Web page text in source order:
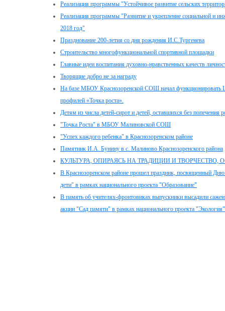
Реализация программы "Устойчивое развитие сельских
Реализация программы "Развитие и укрепление социальной и
2018 год"
Празднование 200-летия со дня рождения И.С.Тургенева
Строительство многофункциональной спортивной площадки
Главные идеи воспитания духовно-нравственных качеств
Творящие добро не за награду
На базе МБОУ Краснозоренской СОШ начал функционировать
профилей «Точка роста».
Детям из числа детей-сирот и детей, оставшихся без попечения
"Точка Роста" в МБОУ Малиновской СОШ
"Успех каждого ребенка" в Краснозоренском районе
Памятник И.А. Бунину в с. Малиново Краснозоренского района
КУЛЬТУРА, ОПИРАЯСЬ НА ТРАДИЦИИ И
В Краснозоренском районе прошел праздник, посвященный
дети" в рамках национального проекта "Образование"
В память об учителях-фронтовиках выпускники высадили
акции "Сад памяти" в рамках национального проекта "Экология"